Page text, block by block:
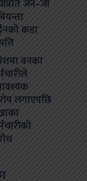
जेन–जी
कडा
वनका
लगाएपछि